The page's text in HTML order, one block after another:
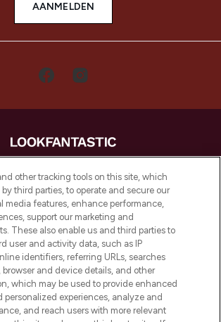
AANMELDEN
is de ultieme online
van Europa, met de
haarproducten en
van meer dan 200 topmerken.
online of via de app, met gratis
verzending vanaf €40.
Cookie-toestemming
Not Sell or Share My Personal
Information
other tracking tools on this site, which
third parties, to operate and secure our
media features, enhance performance,
support our marketing and
These also enable us and third parties to
user and activity data, such as IP
identifiers, referring URLs, searches
and device details, and other
which may be used to provide enhanced
experiences, analyze and
and reach users with more relevant